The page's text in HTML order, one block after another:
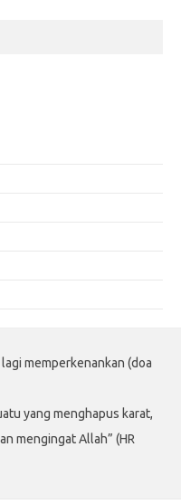
memperkenankan (doa
yang menghapus karat,
mengingat Allah” (HR